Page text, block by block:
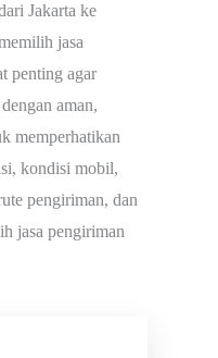
Jakarta ke
jasa
penting agar
aman,
memperhatikan
kondisi mobil,
pengiriman, dan
jasa pengiriman